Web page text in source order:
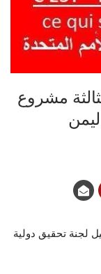
مشروع
لجنة تحقيق دولية